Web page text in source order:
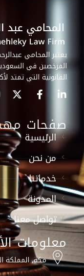
يعتبر المحامي
المرخصين في
القانونية التي تمتد لأكثر
صفحات
الرئيسية
من نحن
خدماتنا
المدونة
تواصل معنا
معلومات
مكة, المملكة